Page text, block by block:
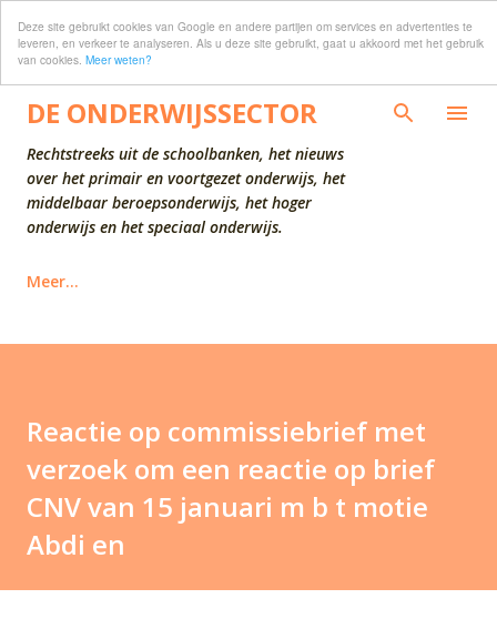
Deze site gebruikt cookies van Google en andere partijen om services en advertenties te
leveren, en verkeer te analyseren. Als u deze site gebruikt, gaat u akkoord met het gebruik
van cookies. Meer weten?
Doorgaan naar hoofdcontent
DE ONDERWIJSSECTOR
Rechtstreeks uit de schoolbanken, het nieuws
over het primair en voortgezet onderwijs, het
middelbaar beroepsonderwijs, het hoger
onderwijs en het speciaal onderwijs.
Meer…
Reactie op commissiebrief met
verzoek om een reactie op brief
CNV van 15 januari m b t motie
Abdi en